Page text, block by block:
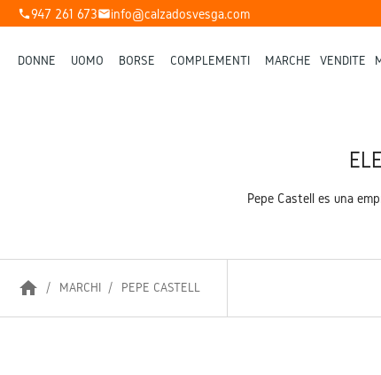
phone947 261 673mailinfo@calzadosvesga.com
DONNE UOMO BORSE COMPLEMENTI MARCHE VENDITE
Pepe Castell es una
home MARCHI PEPE CASTELL